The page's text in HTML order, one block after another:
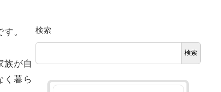
。
が自
く暮ら
検索
検索